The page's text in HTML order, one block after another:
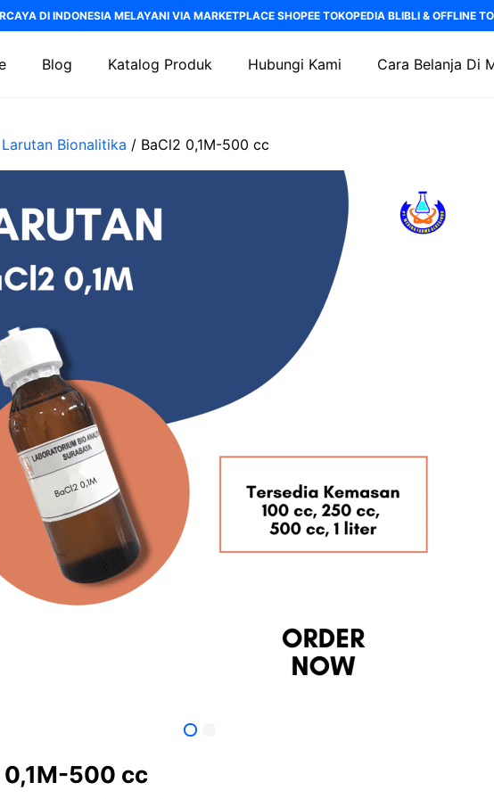
DI INDONESIA MELAYANI VIA MARKETPLACE SHOPEE TOKOPEDIA BLIBLI & OFFLINE
Blog Katalog Produk Hubungi Kami Cara Belanja Di
Larutan Bionalitika / BaCl2 0,1M-500 cc
0,1M-500 cc